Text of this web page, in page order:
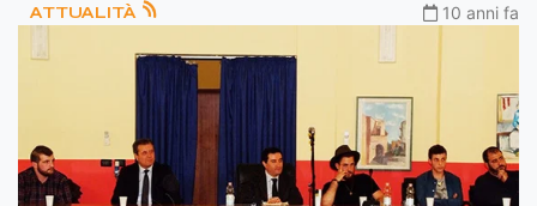
ATTUALITÀ 10 anni fa